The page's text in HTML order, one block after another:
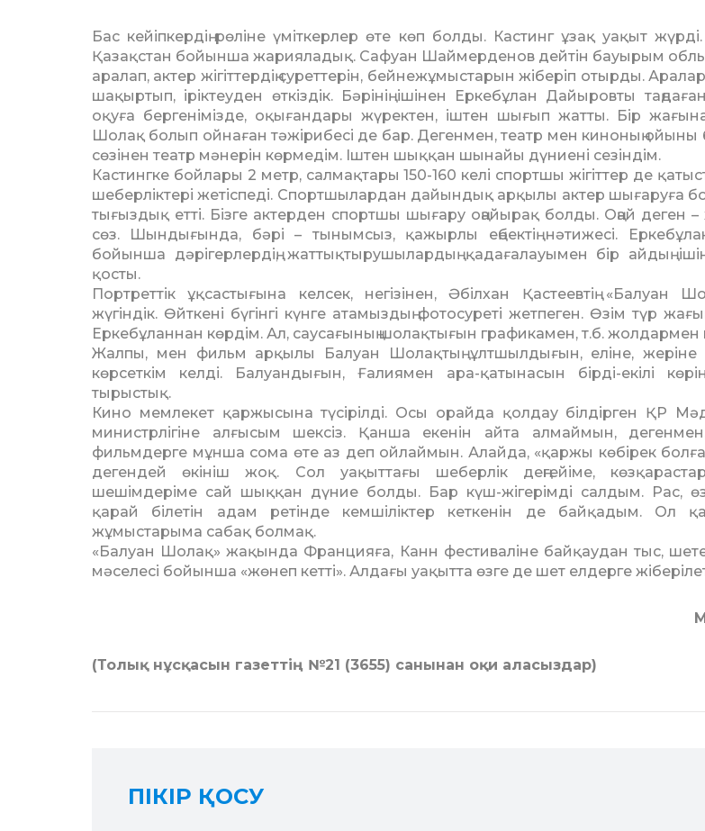
Бас кейіпкердің рөліне үміткерлер өте көп болды. Кастинг ұзақ уақыт жүрді.
Қазақстан бойынша жарияладық. Сафуан Шаймерденов дейтін бауырым
аралап, актер жігіттердің суреттерін, бейнежұмыстарын жіберіп отырды.
шақыртып, іріктеуден өткіздік. Бәрінің ішінен Еркебұлан Дайыровты
оқуға бергенімізде, оқығандары жүректен, іштен шығып жатты. Бір
Шолақ болып ойнаған тәжірибесі де бар. Дегенмен, театр мен киноның ойыны
сөзінен театр мәнерін көрмедім. Іштен шыққан шынайы дүниені сезіндім.
Кастингке бойлары 2 метр, салмақтары 150-160 келі спортшы жігіттер де
шеберліктері жетіспеді. Спортшылардан дайындық арқылы актер шығаруға
тығыздық етті. Бізге актерден спортшы шығару оңайырақ болды. Оңай деген
сөз. Шындығында, бәрі – тынымсыз, қажырлы еңбектің нәтижесі.
бойынша дәрігерлердің, жаттықтырушылардың қадағалауымен бір айдың
қосты.
Портреттік ұқсастығына келсек, негізінен, Әбілхан Қастеевтің «Балуан
жүгіндік. Өйткені бүгінгі күнге атамыздың фотосуреті жетпеген. Өзім түр
Еркебұланнан көрдім. Ал, саусағының шолақтығын графикамен, т.б. жолдармен
Жалпы, мен фильм арқылы Балуан Шолақтың ұлтшылдығын, еліне, жеріне
көрсеткім келді. Балуандығын, Ғалиямен ара-қатынасын бірді-екілі
тырыстық.
Кино мемлекет қаржысына түсірілді. Осы орайда қолдау білдірген ҚР
министрлігіне алғысым шексіз. Қанша екенін айта алмаймын,
фильмдерге мұнша сома өте аз деп ойлаймын. Алайда, «қаржы көбірек
дегендей өкініш жоқ. Сол уақыттағы шеберлік деңгейіме,
шешімдеріме сай шыққан дүние болды. Бар күш-жігерімді салдым. Рас,
қарай білетін адам ретінде кемшіліктер кеткенін де байқадым. Ол
жұмыстарыма сабақ болмақ.
«Балуан Шолақ» жақында Францияға, Канн фестиваліне байқаудан тыс,
мәселесі бойынша «жөнеп кетті». Алдағы уақытта өзге де шет елдерге
(Толық нұсқасын газеттің №21 (3655) санынан оқи аласыздар)
ПІКІР ҚОСУ